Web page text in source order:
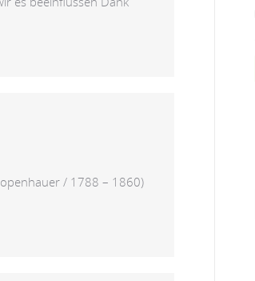
/ 1788 – 1860)